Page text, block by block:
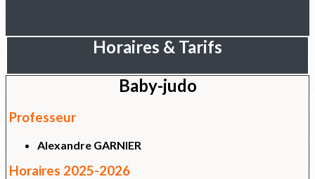
Horaires & Tarifs
Baby-judo
Professeur
Alexandre GARNIER
Horaires 2025-2026